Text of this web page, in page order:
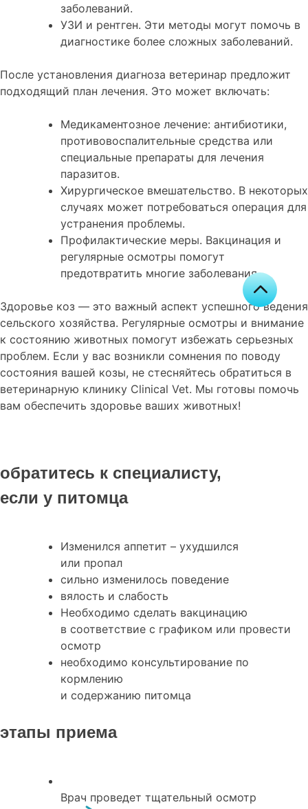
заболеваний.
УЗИ и рентген. Эти методы могут помочь в
диагностике более сложных заболеваний.
После установления диагноза ветеринар предложит
подходящий план лечения. Это может включать:
Медикаментозное лечение: антибиотики,
противовоспалительные средства или
специальные препараты для лечения
паразитов.
Хирургическое вмешательство. В некоторых
случаях может потребоваться операция для
устранения проблемы.
Профилактические меры. Вакцинация и
регулярные осмотры помогут
предотвратить многие заболевания.
Здоровье коз — это важный аспект успешного ведения
сельского хозяйства. Регулярные осмотры и внимание
к состоянию животных помогут избежать серьезных
проблем. Если у вас возникли сомнения по поводу
состояния вашей козы, не стесняйтесь обратиться в
ветеринарную клинику Clinical Vet. Мы готовы помочь
вам обеспечить здоровье ваших животных!
обратитесь к специалисту,
если у питомца
Изменился аппетит – ухудшился
или пропал
сильно изменилось поведение
вялость и слабость
Необходимо сделать вакцинацию
в соответствие с графиком или провести
осмотр
необходимо консультирование по
кормлению
и содержанию питомца
этапы приема
Врач проведет тщательный осмотр